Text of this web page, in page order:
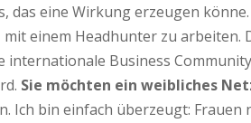
das eine Wirkung erzeugen
einem Headhunter zu arbeiten.
internationale Business
Sie möchten ein weibliches
Ich bin einfach überzeugt: Frauen